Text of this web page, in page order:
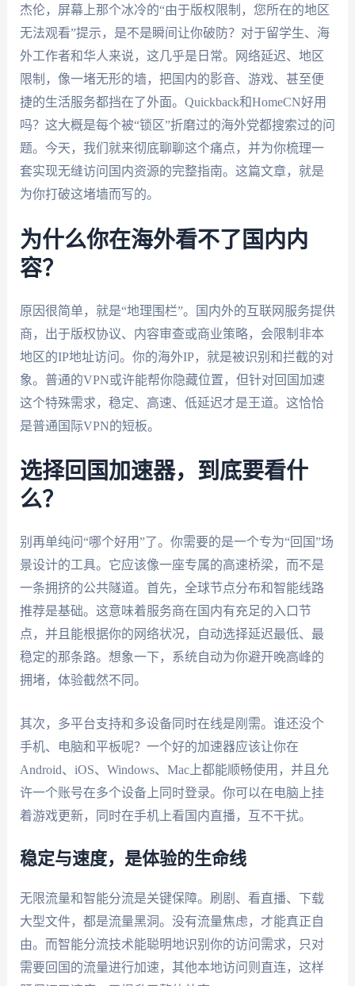
杰伦，屏幕上那个冰冷的“由于版权限制，您所在的地区
无法观看”提示，是不是瞬间让你破防？对于留学生、海
外工作者和华人来说，这几乎是日常。网络延迟、地区
限制，像一堵无形的墙，把国内的影音、游戏、甚至便
捷的生活服务都挡在了外面。Quickback和HomeCN好用
吗？这大概是每个被“锁区”折磨过的海外党都搜索过的问
题。今天，我们就来彻底聊聊这个痛点，并为你梳理一
套实现无缝访问国内资源的完整指南。这篇文章，就是
为你打破这堵墙而写的。
为什么你在海外看不了国内内
容？
原因很简单，就是“地理围栏”。国内外的互联网服务提供
商，出于版权协议、内容审查或商业策略，会限制非本
地区的IP地址访问。你的海外IP，就是被识别和拦截的对
象。普通的VPN或许能帮你隐藏位置，但针对回国加速
这个特殊需求，稳定、高速、低延迟才是王道。这恰恰
是普通国际VPN的短板。
选择回国加速器，到底要看什
么？
别再单纯问“哪个好用”了。你需要的是一个专为“回国”场
景设计的工具。它应该像一座专属的高速桥梁，而不是
一条拥挤的公共隧道。首先，全球节点分布和智能线路
推荐是基础。这意味着服务商在国内有充足的入口节
点，并且能根据你的网络状况，自动选择延迟最低、最
稳定的那条路。想象一下，系统自动为你避开晚高峰的
拥堵，体验截然不同。
其次，多平台支持和多设备同时在线是刚需。谁还没个
手机、电脑和平板呢？一个好的加速器应该让你在
Android、iOS、Windows、Mac上都能顺畅使用，并且允
许一个账号在多个设备上同时登录。你可以在电脑上挂
着游戏更新，同时在手机上看国内直播，互不干扰。
稳定与速度，是体验的生命线
无限流量和智能分流是关键保障。刷剧、看直播、下载
大型文件，都是流量黑洞。没有流量焦虑，才能真正自
由。而智能分流技术能聪明地识别你的访问需求，只对
需要回国的流量进行加速，其他本地访问则直连，这样